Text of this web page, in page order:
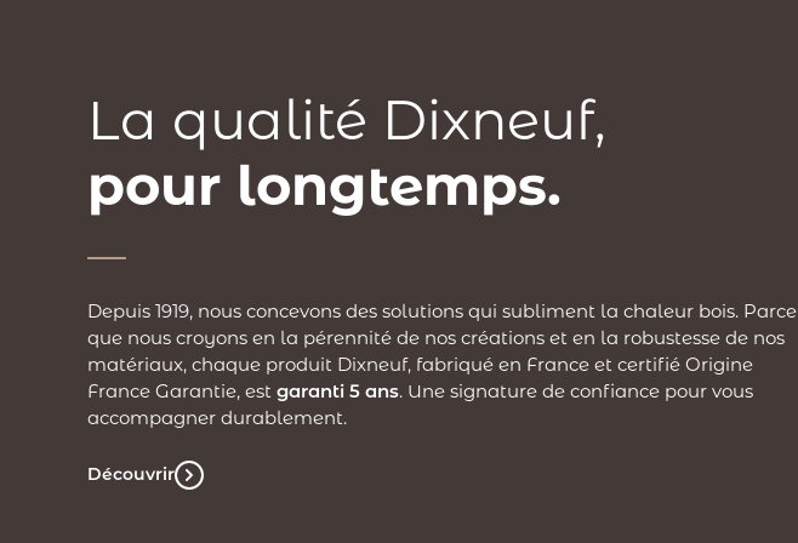
La qualité Dixneuf,
pour longtemps.
Depuis 1919, nous concevons des solutions qui subliment la chaleur bois. Parce
que nous croyons en la pérennité de nos créations et en la robustesse de nos
matériaux, chaque produit Dixneuf, fabriqué en France et certifié Origine
France Garantie, est garanti 5 ans. Une signature de confiance pour vous
accompagner durablement.
Découvrir